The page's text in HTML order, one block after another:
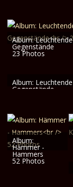
Album: Leuchtende
Gegenstände
23 Photos
Album: Leuchtende
Gegenstände
Album:
Hämmer -
Hammers
52 Photos